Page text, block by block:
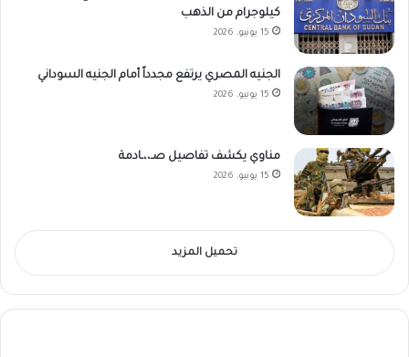
كيلوجرام من الذهب
15 يونيو، 2026
الجنيه المصري يرتفع مجدداً أمام الجنيه السوداني
15 يونيو، 2026
مناوي يكشف تفاصيل صـ،،ـادمة
15 يونيو، 2026
تحميل المزيد